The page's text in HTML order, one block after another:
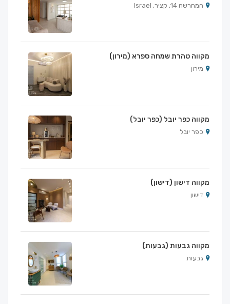
המחרשה 14, קציר, Israel
מקווה טהרת שמחה ספרא (מירון)
מירון
מקווה כפר יובל (כפר יובל)
כפר יובל
מקווה דישון (דישון)
דישון
מקווה גבעות (גבעות)
גבעות